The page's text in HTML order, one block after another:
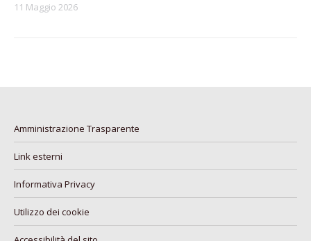
11 Maggio 2026
Amministrazione Trasparente
Link esterni
Informativa Privacy
Utilizzo dei cookie